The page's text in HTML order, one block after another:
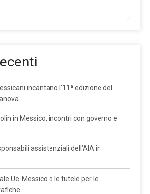
incantano l’11ª edizione del
in Messico, incontri con governo e
assistenziali dell’AIA in
Ue-Messico e le tutele per le